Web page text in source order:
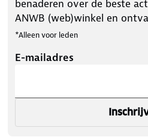
benaderen over de beste
ANWB (web)winkel en
*Alleen voor leden
E-mailadres